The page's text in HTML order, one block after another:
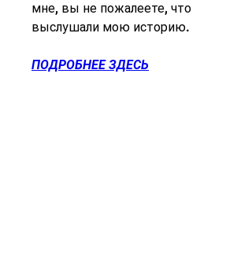
мне, вы не пожалеете, что
выслушали мою историю.
ПОДРОБНЕЕ ЗДЕСЬ